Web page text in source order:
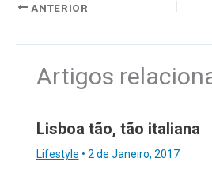
ANTERIOR
Artigos
Lisboa tão, tão italiana
Lifestyle • 2 de Janeiro, 2017